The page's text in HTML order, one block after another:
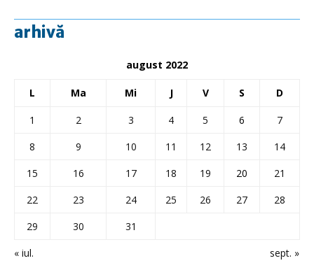
arhivă
august 2022
L Ma Mi J V S D
« iul. sept. »
1 2 3 4 5 6
7
8
9 10 11 12 13
14
15
16 17 18 19 20
21
22
23 24 25 26 27
28
29
30 31